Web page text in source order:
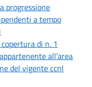
progressione
a tempo
di n. 1
all’area
del vigente ccnl